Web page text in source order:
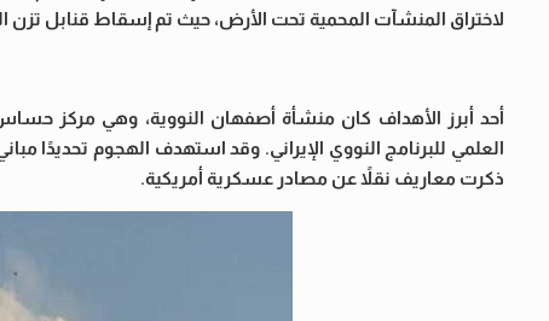
لاختراق المنشآت المحمية تحت الأرض، حيث تم إسقاط قنابل تزن الواحدة منها أكثر من 13 طنًا، أي ما
العلمي للبرنامج النووي الإيراني. وقد استهدف الهجوم تحديدًا
ذكرت معاريف نقلاً عن مصادر عسكرية أمريكية.